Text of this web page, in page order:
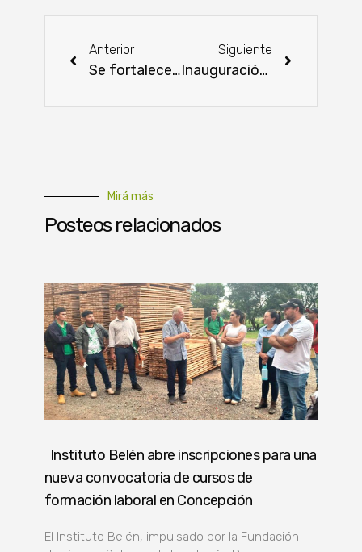
Anterior
Se fortalecerá la información agraria con datos del Censo Agropecuario
Siguiente
Inauguración del ICBA: un paso importante para la innovación científica
Mirá más
Posteos relacionados
Instituto Belén abre inscripciones para una
nueva convocatoria de cursos de
formación laboral en Concepción
El Instituto Belén, impulsado por la Fundación